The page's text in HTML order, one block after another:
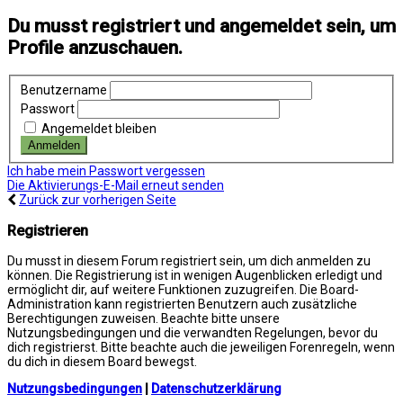
Du musst registriert und angemeldet sein, um
Profile anzuschauen.
Benutzername
Passwort
Angemeldet bleiben
Ich habe mein Passwort vergessen
Die Aktivierungs-E-Mail erneut senden
Zurück zur vorherigen Seite
Registrieren
Du musst in diesem Forum registriert sein, um dich anmelden zu
können. Die Registrierung ist in wenigen Augenblicken erledigt und
ermöglicht dir, auf weitere Funktionen zuzugreifen. Die Board-
Administration kann registrierten Benutzern auch zusätzliche
Berechtigungen zuweisen. Beachte bitte unsere
Nutzungsbedingungen und die verwandten Regelungen, bevor du
dich registrierst. Bitte beachte auch die jeweiligen Forenregeln, wenn
du dich in diesem Board bewegst.
Nutzungsbedingungen
Datenschutzerklärung